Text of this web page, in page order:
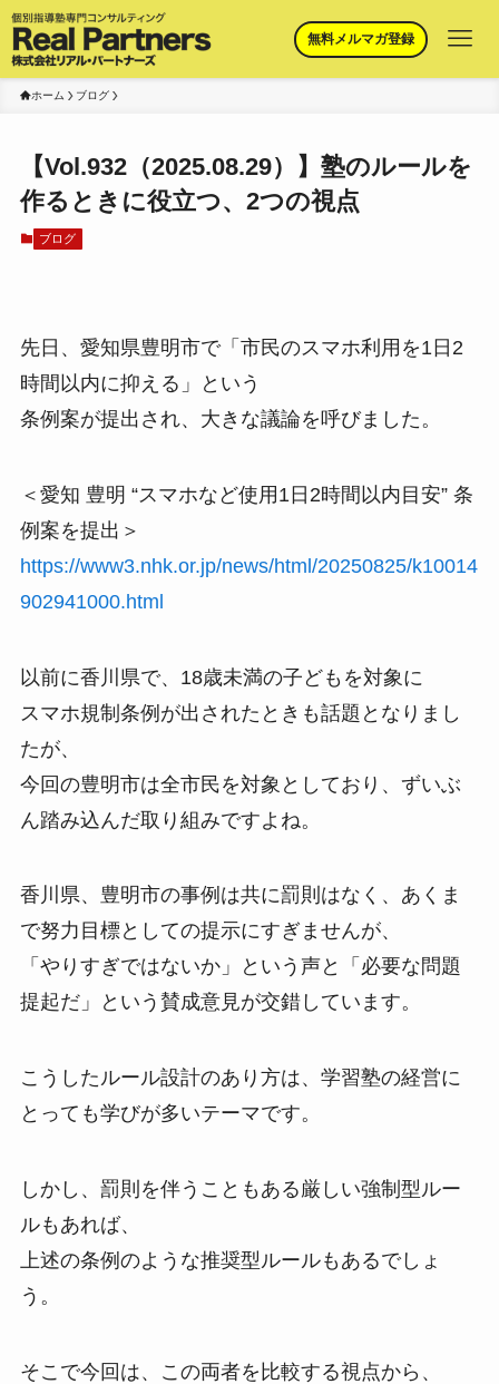
無料メルマガ登録
ホーム ブログ
【Vol.932（2025.08.29）】塾のルールを
作るときに役立つ、2つの視点
ブログ
先日、愛知県豊明市で「市民のスマホ利用を1日2
時間以内に抑える」という
条例案が提出され、大きな議論を呼びました。
＜愛知 豊明 “スマホなど使用1日2時間以内目安” 条
例案を提出＞
https://www3.nhk.or.jp/news/html/20250825/k10014
902941000.html
以前に香川県で、18歳未満の子どもを対象に
スマホ規制条例が出されたときも話題となりまし
たが、
今回の豊明市は全市民を対象としており、ずいぶ
ん踏み込んだ取り組みですよね。
香川県、豊明市の事例は共に罰則はなく、あくま
で努力目標としての提示にすぎませんが、
「やりすぎではないか」という声と「必要な問題
提起だ」という賛成意見が交錯しています。
こうしたルール設計のあり方は、学習塾の経営に
とっても学びが多いテーマです。
しかし、罰則を伴うこともある厳しい強制型ルー
ルもあれば、
上述の条例のような推奨型ルールもあるでしょ
う。
そこで今回は、この両者を比較する視点から、